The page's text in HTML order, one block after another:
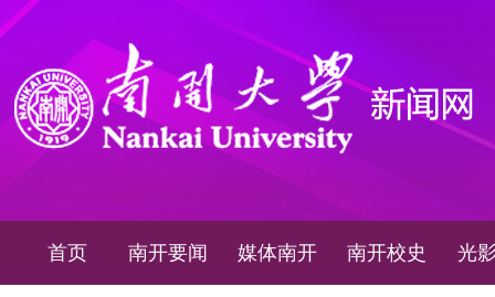
首页 南开要闻 媒体南开 南开校史 光